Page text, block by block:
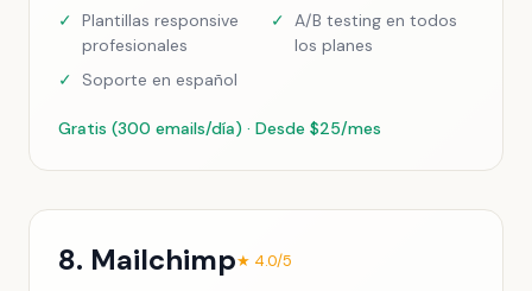
✓ Plantillas responsive
profesionales
✓ A/B testing en todos
los planes
✓
Soporte en español
Gratis (300 emails/día) · Desde $25/mes
8. Mailchimp★ 4.0/5